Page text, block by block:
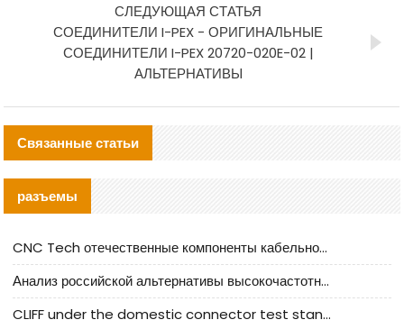
СЛЕДУЮЩАЯ СТАТЬЯ
СОЕДИНИТЕЛИ I-PEX - ОРИГИНАЛЬНЫЕ
СОЕДИНИТЕЛИ I-PEX 20720-020E-02 |
АЛЬТЕРНАТИВЫ
Связанные статьи
разъемы
CNC Tech отечественные компоненты кабельной арматуры оценка и руководство по производственному внедрению
Анализ российской альтернативы высокочастотных кабельных колодцев I-PEX
CLIFF under the domestic connector test standard update